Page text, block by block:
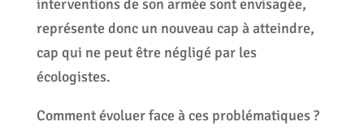
interventions de son armée sont envisagée,
représente donc un nouveau cap à atteindre,
cap qui ne peut être négligé par les
écologistes.
Comment évoluer face à ces problématiques ?